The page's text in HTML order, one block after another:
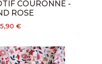
COURONNE -
ROSE
€